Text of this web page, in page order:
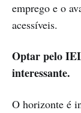
emprego e o
acessíveis.
Optar pelo
interessante.
O horizonte é